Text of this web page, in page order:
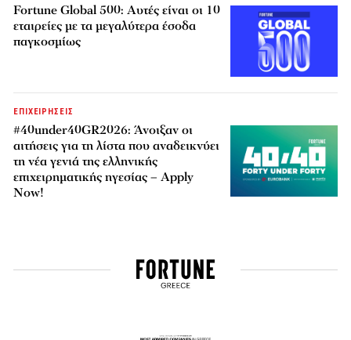
Fortune Global 500: Αυτές είναι οι 10
εταιρείες με τα μεγαλύτερα έσοδα
παγκοσμίως
ΕΠΙΧΕΙΡΗΣΕΙΣ
#40under40GR2026: Άνοιξαν οι
αιτήσεις για τη λίστα που αναδεικνύει
τη νέα γενιά της ελληνικής
επιχειρηματικής ηγεσίας – Apply
Now!